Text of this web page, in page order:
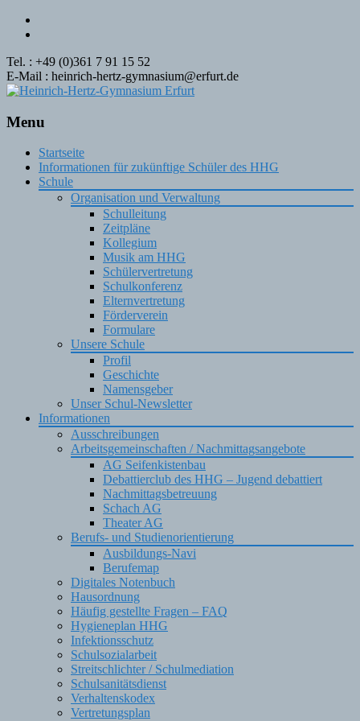
Tel. : +49 (0)361 7 91 15 52
E-Mail : heinrich-hertz-gymnasium@erfurt.de
Menu
Skip
content
Startseite
Informationen für zukünftige Schüler des HHG
Schule
Organisation und Verwaltung
Schulleitung
Zeitpläne
Kollegium
Musik am HHG
Schülervertretung
Schulkonferenz
Elternvertretung
Förderverein
Formulare
Unsere Schule
Profil
Geschichte
Namensgeber
Unser Schul-Newsletter
Informationen
Ausschreibungen
Arbeitsgemeinschaften / Nachmittagsangebote
AG Seifenkistenbau
Debattierclub des HHG – Jugend debattiert
Nachmittagsbetreuung
Schach AG
Theater AG
Berufs- und Studienorientierung
Ausbildungs-Navi
Berufemap
Digitales Notenbuch
Hausordnung
Häufig gestellte Fragen – FAQ
Hygieneplan HHG
Infektionsschutz
Schulsozialarbeit
Streitschlichter / Schulmediation
Schulsanitätsdienst
Verhaltenskodex
Vertretungsplan